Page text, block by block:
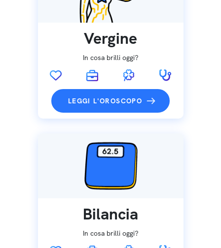
Vergine
In cosa brilli oggi?
LEGGI L'OROSCOPO
Bilancia
In cosa brilli oggi?